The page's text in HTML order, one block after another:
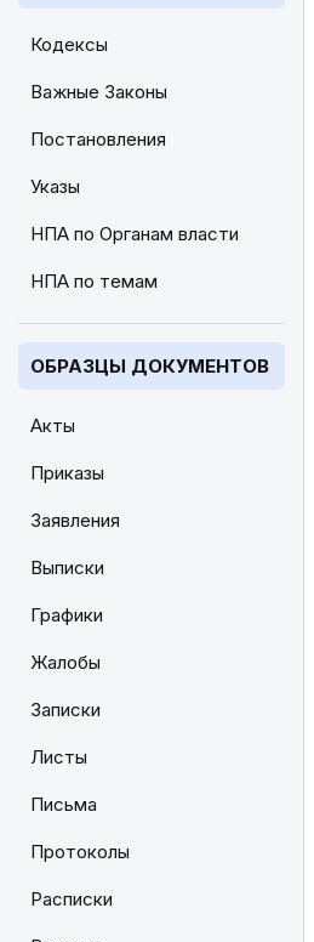
Кодексы
Важные Законы
Постановления
Указы
НПА по Органам власти
НПА по темам
ОБРАЗЦЫ ДОКУМЕНТОВ
Акты
Приказы
Заявления
Выписки
Графики
Жалобы
Записки
Листы
Письма
Протоколы
Расписки